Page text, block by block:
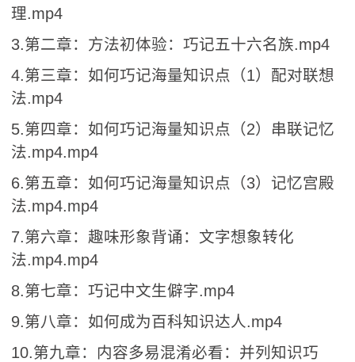
理.mp4
3.第二章：方法初体验：巧记五十六名族.mp4
4.第三章：如何巧记海量知识点（1）配对联想
法.mp4
5.第四章：如何巧记海量知识点（2）串联记忆
法.mp4.mp4
6.第五章：如何巧记海量知识点（3）记忆宫殿
法.mp4.mp4
7.第六章：趣味形象背诵：文字想象转化
法.mp4.mp4
8.第七章：巧记中文生僻字.mp4
9.第八章：如何成为百科知识达人.mp4
10.第九章：内容多易混淆必看：并列知识巧